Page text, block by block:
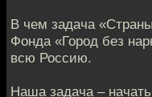
В чем задача
Фонда «Город без
всю Россию.
Наша задача –